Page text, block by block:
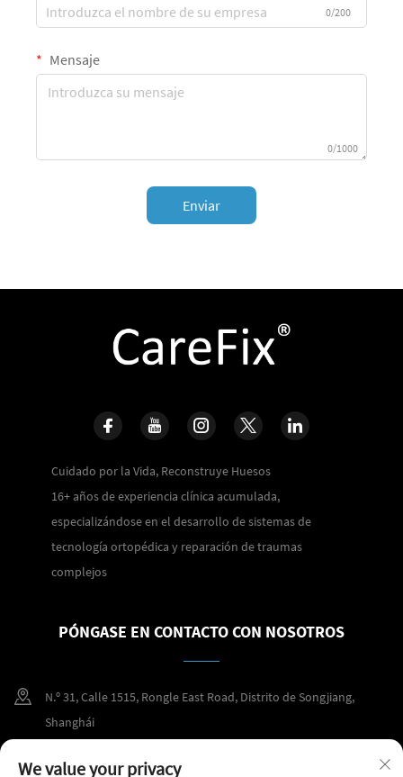
0/200
Mensaje
0/1000
Enviar
Cuidado por la Vida, Reconstruye Huesos
16+ años de experiencia clínica acumulada,
especializándose en el desarrollo de sistemas de
tecnología ortopédica y reparación de traumas
complejos
PÓNGASE EN CONTACTO CON NOSOTROS
N.º 31, Calle 1515, Rongle East Road, Distrito de Songjiang,
Shanghái
+86 400 098 2859
We value your privacy